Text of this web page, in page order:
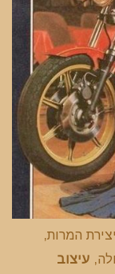
המרות,
עיצוב